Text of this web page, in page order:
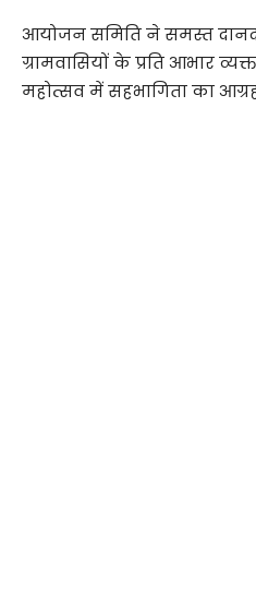
आयोजन समिति ने समस्त
ग्रामवासियों के प्रति आभार
महोत्सव में सहभागिता का